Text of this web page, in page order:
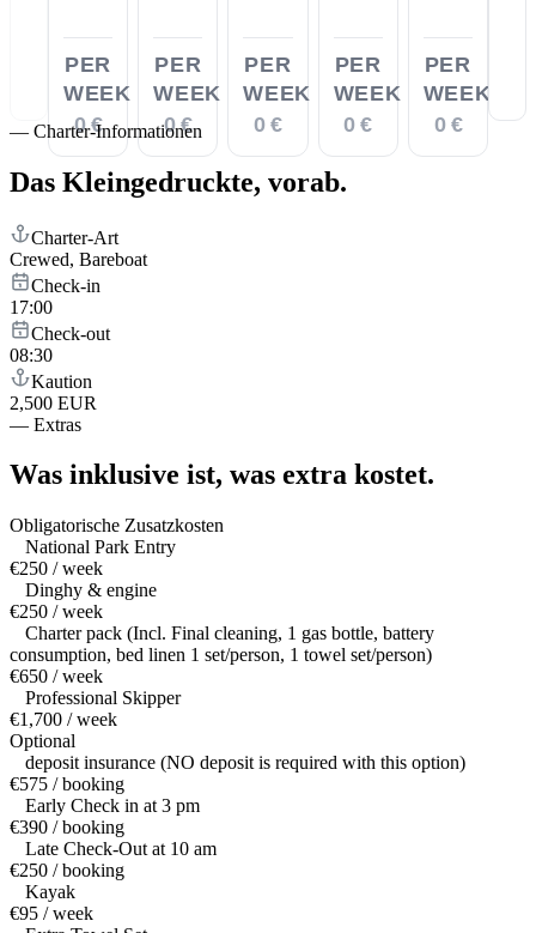
PER
WEEK
0 €
PER
WEEK
0 €
PER
WEEK
0 €
PER
WEEK
0 €
PER
WEEK
0 €
— Charter-Informationen
Das Kleingedruckte, vorab.
Charter-Art
Crewed, Bareboat
Check-in
17:00
Check-out
08:30
Kaution
2,500 EUR
— Extras
Was inklusive ist, was extra kostet.
Obligatorische Zusatzkosten
National Park Entry
€250 / week
Dinghy & engine
€250 / week
Charter pack (Incl. Final cleaning, 1 gas bottle, battery
consumption, bed linen 1 set/person, 1 towel set/person)
€650 / week
Professional Skipper
€1,700 / week
Optional
deposit insurance (NO deposit is required with this option)
€575 / booking
Early Check in at 3 pm
€390 / booking
Late Check-Out at 10 am
€250 / booking
Kayak
€95 / week